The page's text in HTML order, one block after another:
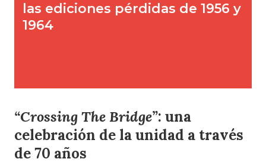
“Crossing The Bridge”: una
celebración de la unidad a través
de 70 años